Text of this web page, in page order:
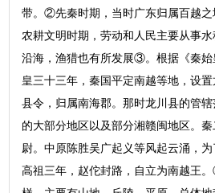
带。②先秦时期，当时广东归属百越之
农耕文明时期，劳动和人民主要从事
沿海，渔猎也有所发展③。根据《秦
皇三十三年，秦国平定南越等地，设
县令，归属南海郡。那时龙川县的管
的大部分地区以及部分湘赣闽地区。
尉。中原陈胜吴广起义等风起云涌，
高祖三年，赵佗封路，自立为南越王